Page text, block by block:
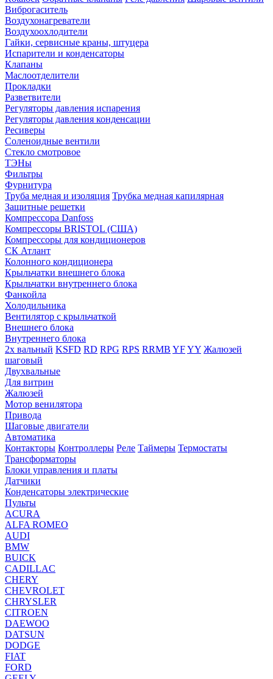
Виброгаситель
Воздухонагреватели
Воздухоохлодители
Гайки, сервисные краны, штуцера
Испарители и конденсаторы
Клапаны
Маслоотделители
Прокладки
Разветвители
Регуляторы давления испарения
Регуляторы давления конденсации
Ресиверы
Соленоидные вентили
Стекло смотровое
ТЭНы
Фильтры
Фурнитура
Труба медная и изоляция Трубка медная капилярная
Защитные решетки
Компрессора Danfoss
Компрессоры BRISTOL (США)
Компрессоры для кондиционеров
СК Атлант
Колонного кондиционера
Крыльчатки внешнего блока
Крыльчатки внутреннего блока
Фанкойла
Холодильника
Вентилятор с крыльчаткой
Внешнего блока
Внутреннего блока
2х вальный KSFD RD RPG RPS RRMB YFYY Жалюзей
шаговый
Двухвальные
Для витрин
Жалюзей
Мотор венилятора
Привода
Шаговые двигатели
Автоматика
Контакторы Контроллеры Реле Таймеры Термостаты
Трансформаторы
Блоки управления и платы
Датчики
Конденсаторы электрические
Пульты
ACURA
ALFA ROMEO
AUDI
BMW
BUICK
CADILLAC
CHERY
CHEVROLET
CHRYSLER
CITROEN
DAEWOO
DATSUN
DODGE
FIAT
FORD